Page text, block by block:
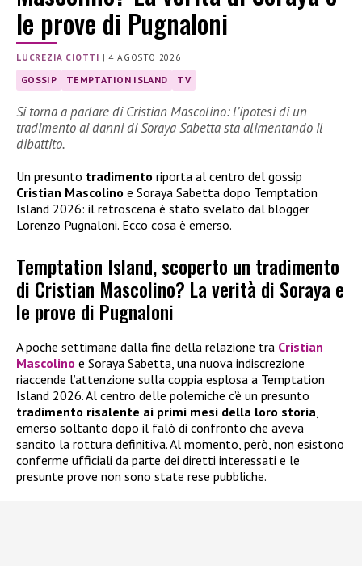
le prove di Pugnaloni
LUCREZIA CIOTTI |4 AGOSTO 2026
GOSSIP TEMPTATION ISLAND TV
Si torna a parlare di Cristian Mascolino: l’ipotesi di un
tradimento ai danni di Soraya Sabetta sta alimentando il
dibattito.
Un presunto tradimento riporta al centro del gossip
Cristian Mascolino e Soraya Sabetta dopo Temptation
Island 2026: il retroscena è stato svelato dal blogger
Lorenzo Pugnaloni. Ecco cosa è emerso.
Temptation Island, scoperto un tradimento
di Cristian Mascolino? La verità di Soraya e
le prove di Pugnaloni
A poche settimane dalla fine della relazione tra Cristian
Mascolino e Soraya Sabetta, una nuova indiscrezione
riaccende l’attenzione sulla coppia esplosa a Temptation
Island 2026. Al centro delle polemiche c’è un presunto
tradimento risalente ai primi mesi della loro storia
emerso soltanto dopo il falò di confronto che aveva
sancito la rottura definitiva. Al momento, però, non esistono
conferme ufficiali da parte dei diretti interessati e le
presunte prove non sono state rese pubbliche.